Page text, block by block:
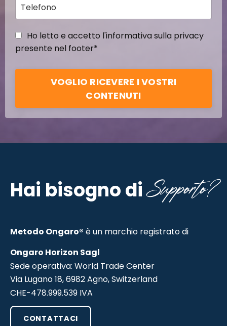
Ho letto e accetto l'informativa sulla privacy
presente nel footer*
VOGLIO RICEVERE I VOSTRI
CONTENUTI
Hai bisogno diSupporto?
Metodo Ongaro® è un marchio registrato di
Ongaro Horizon Sagl
Sede operativa: World Trade Center
Via Lugano 18, 6982 Agno, Switzerland
CHE-478.999.539 IVA
CONTATTACI